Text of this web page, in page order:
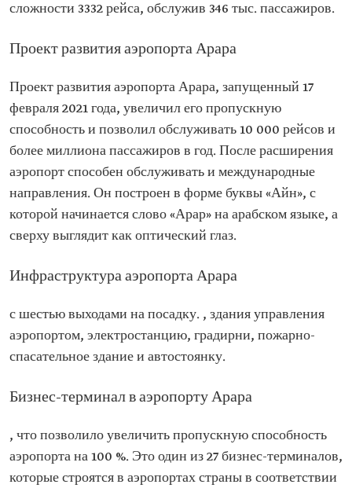
сложности 3332 рейса, обслужив 346 тыс. пассажиров.
Проект развития аэропорта Арара
Проект развития аэропорта Арара, запущенный 17
февраля 2021 года, увеличил его пропускную
способность и позволил обслуживать 10 000 рейсов и
более миллиона пассажиров в год. После расширения
аэропорт способен обслуживать и международные
направления. Он построен в форме буквы «Айн», с
которой начинается слово «Арар» на арабском языке, а
сверху выглядит как оптический глаз.
Инфраструктура аэропорта Арара
с шестью выходами на посадку. , здания управления
аэропортом, электростанцию, градирни, пожарно-
спасательное здание и автостоянку.
Бизнес-терминал в аэропорту Арара
, что позволило увеличить пропускную способность
аэропорта на 100 %. Это один из 27 бизнес-терминалов,
которые строятся в аэропортах страны в соответствии